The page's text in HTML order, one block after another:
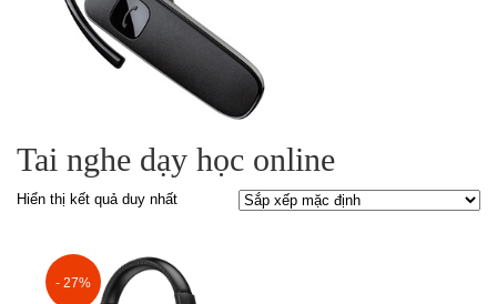
Tai nghe dạy học online
Hiển thị kết quả duy nhất
- 27%